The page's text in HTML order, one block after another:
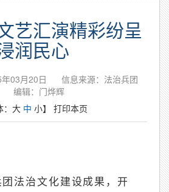
艺汇演精彩纷呈
润民心
03月20日
信息来源：法治兵团
编辑：门烨辉
大 中 小】 打印本页
团法治文化建设成果，开